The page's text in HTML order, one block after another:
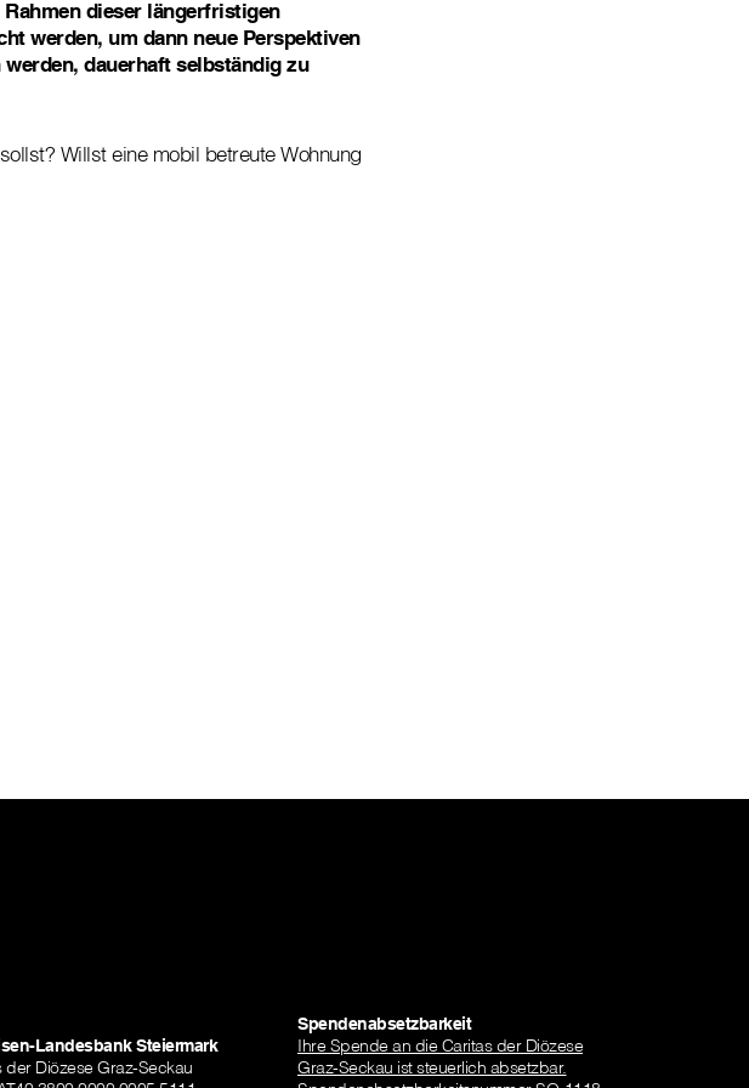
dieser längerfristigen
werden, um dann neue Perspektiven
dauerhaft selbständig zu
Willst eine mobil betreute Wohnung
Landesbank Steiermark
der Diözese Graz-Seckau
Spendenabsetzbarkeit
Ihre Spende an die Caritas der Diözese
Graz-Seckau ist steuerlich absetzbar.